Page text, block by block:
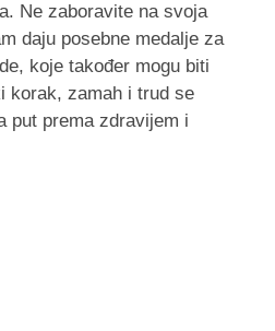
Ne zaboravite na svoja
daju posebne medalje za
koje također mogu biti
korak, zamah i trud se
put prema zdravijem i